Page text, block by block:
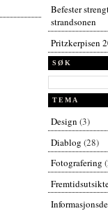
Befester
strandsonen
Pritzkerpisen
SØK
TEMA
Design (3)
Diablog (28)
Fotografering